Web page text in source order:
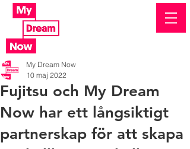
Fujitsu och My Dream
Now har ett långsiktigt
partnerskap för att skapa
My Dream Now
10 maj 2022